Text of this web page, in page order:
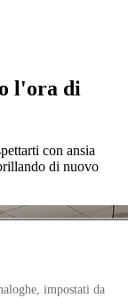
l'ora di
con ansia
di nuovo
impostati da